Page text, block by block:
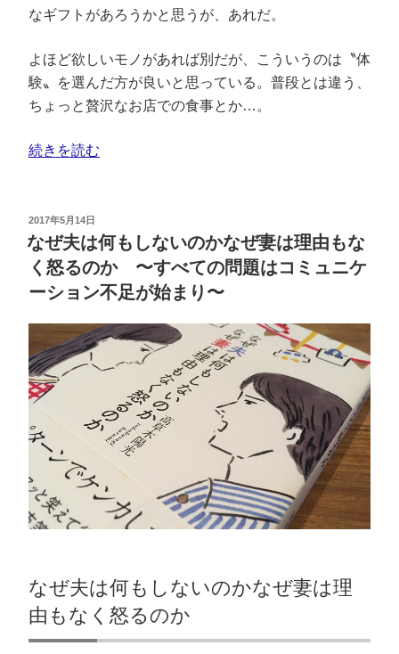
なギフトがあろうかと思うが、あれだ。
よほど欲しいモノがあれば別だが、こういうのは〝体
験〟を選んだ方が良いと思っている。普段とは違う、
ちょっと贅沢なお店での食事とか…。
続きを読む
2017年5月14日
なぜ夫は何もしないのかなぜ妻は理由もな
く怒るのか 〜すべての問題はコミュニケ
ーション不足が始まり〜
なぜ夫は何もしないのかなぜ妻は理
由もなく怒るのか